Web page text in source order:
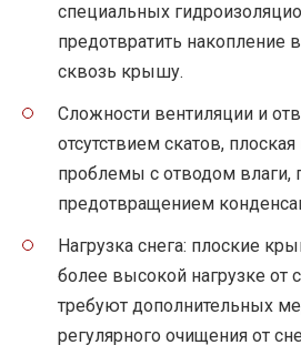
специальных
предотвратить накопление
сквозь крышу.
Сложности вентиляции и
отсутствием скатов,
проблемы с отводом влаги,
предотвращением
Нагрузка снега: плоские
более высокой нагрузке от
требуют дополнительных
регулярного очищения от